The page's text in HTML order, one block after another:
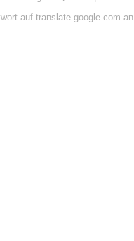
auf translate.google.com an